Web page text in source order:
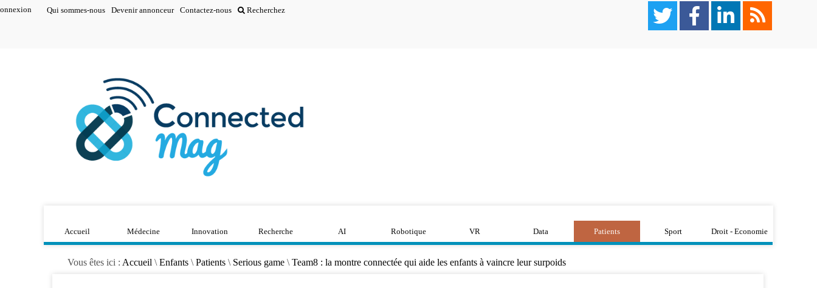
Qui sommes-nous Devenir annonceur Contactez-nous Recherchez
Accueil Médecine Innovation Recherche AI Robotique VR Data Patients Sport Droit - Economie
Vous êtes ici : Accueil \ Enfants \ Patients \ Serious game \ Team8 : la montre connectée qui aide les enfants à vaincre leur surpoids